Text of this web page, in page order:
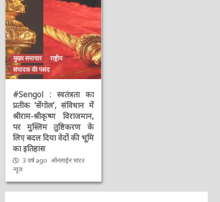
मुख्य समाचार
राष्ट्रीय
संपादक की पसंद
#Sengol : स्वतंत्रता का
प्रतीक ‘सेंगोल’, संविधान में
श्रीराम-श्रीकृष्ण विराजमान,
पर मुस्लिम तुष्टिकरण के
लिए बदल दिया वेदों की भूमि
का इतिहास
3 वर्ष ago ऑनलाईन भारत
न्यूज़